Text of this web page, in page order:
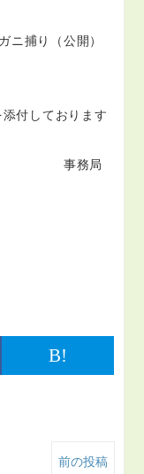
捕り（公開）
付しております
。 事務局
B!
前の投稿